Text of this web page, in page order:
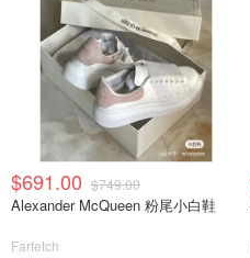
$691.00 $749.00
Alexander McQueen 粉尾小白鞋
Farfetch